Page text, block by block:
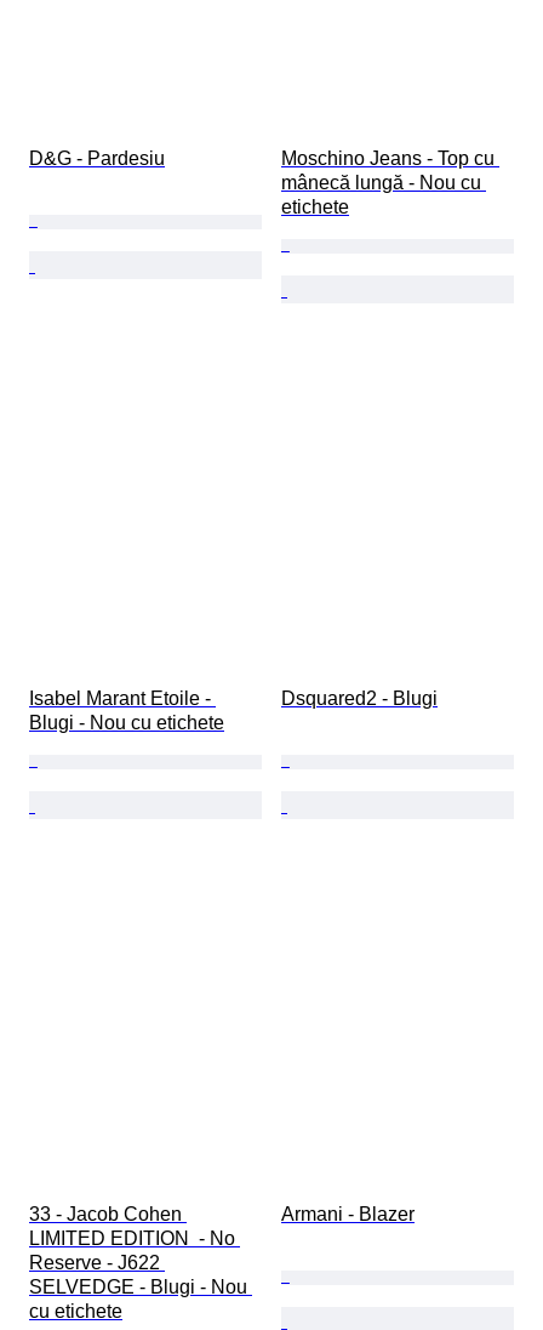
D&G - Pardesiu
Moschino Jeans - Top cu
mânecă lungă - Nou cu
etichete
Isabel Marant Etoile -
Blugi - Nou cu etichete
Dsquared2 - Blugi
33 - Jacob Cohen
LIMITED EDITION  - No
Reserve - J622
SELVEDGE - Blugi - Nou
cu etichete
Armani - Blazer